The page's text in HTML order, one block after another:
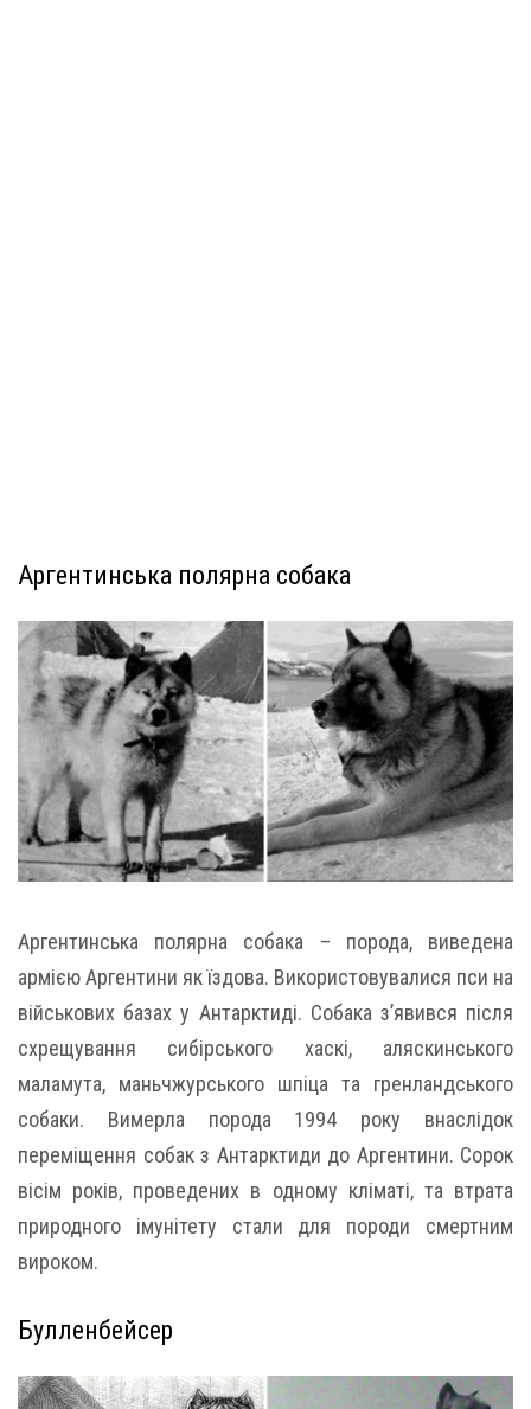
Аргентинська полярна собака
Аргентинська полярна собака – порода, виведена
армією Аргентини як їздова. Використовувалися пси на
військових базах у Антарктиді. Собака з’явився після
схрещування сибірського хаскі, аляскинського
маламута, маньчжурського шпіца та гренландського
собаки. Вимерла порода 1994 року внаслідок
переміщення собак з Антарктиди до Аргентини. Сорок
вісім років, проведених в одному кліматі, та втрата
природного імунітету стали для породи смертним
вироком.
Булленбейсер